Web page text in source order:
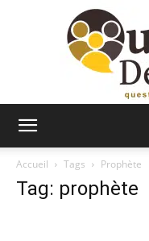
Accueil Tags Prophète
Tag: prophète